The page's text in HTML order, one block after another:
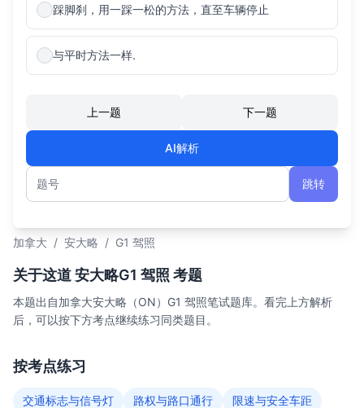
踩脚刹，用一踩一松的方法，直至车辆停止
与平时方法一样.
上一题 下一题
AI解析
题号
跳转
加拿大 / 安大略 / G1 驾照
关于这道 安大略G1 驾照 考题
本题出自加拿大安大略（ON）G1 驾照笔试题库。看完上方解析
后，可以按下方考点继续练习同类题目。
按考点练习
交通标志与信号灯 路权与路口通行
限速与安全车距